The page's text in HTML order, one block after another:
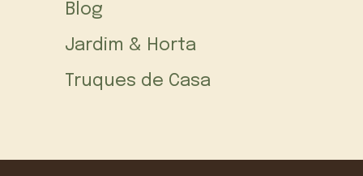
Blog
Jardim & Horta
Truques de Casa